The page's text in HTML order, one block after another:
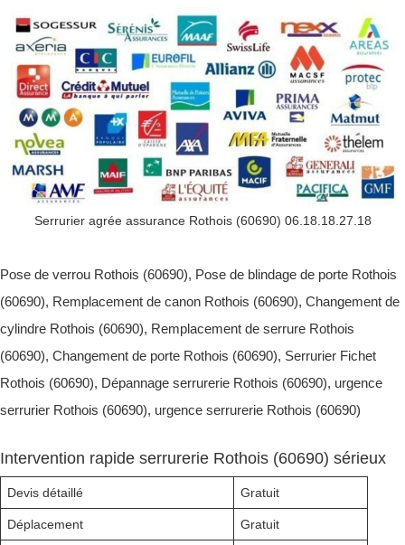
Serrurier agrée assurance Rothois (60690) 06.18.18.27.18
Pose de verrou Rothois (60690), Pose de blindage de porte Rothois
(60690), Remplacement de canon Rothois (60690), Changement de
cylindre Rothois (60690), Remplacement de serrure Rothois
(60690), Changement de porte Rothois (60690), Serrurier Fichet
Rothois (60690), Dépannage serrurerie Rothois (60690), urgence
serrurier Rothois (60690), urgence serrurerie Rothois (60690)
Intervention rapide serrurerie Rothois (60690) sérieux
Devis détaillé Gratuit
Déplacement Gratuit